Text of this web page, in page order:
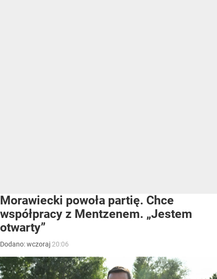
Morawiecki powoła partię. Chce
współpracy z Mentzenem. „Jestem
otwarty”
Dodano:wczoraj 20:06